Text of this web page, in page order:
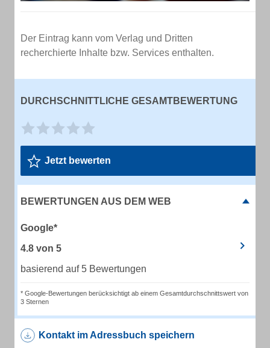
Der Eintrag kann vom Verlag und Dritten
recherchierte Inhalte bzw. Services enthalten.
DURCHSCHNITTLICHE GESAMTBEWERTUNG
Jetzt bewerten
BEWERTUNGEN AUS DEM WEB
Google*
4.8 von 5
basierend auf 5 Bewertungen
* Google-Bewertungen berücksichtigt ab einem Gesamtdurchschnittswert von
3 Sternen
Kontakt im Adressbuch speichern